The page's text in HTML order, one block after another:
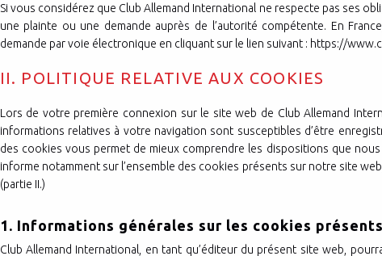
Si vous considérez que Club Allemand International ne respecte pas ses
une plainte ou une demande auprès de l’autorité compétente. En
demande par voie électronique en cliquant sur le lien suivant : https://
II. POLITIQUE RELATIVE AUX COOKIES
Lors de votre première connexion sur le site web de Club Allemand
informations relatives à votre navigation sont susceptibles d’être
des cookies vous permet de mieux comprendre les dispositions que
informe notamment sur l’ensemble des cookies présents sur notre site
(partie II.)
1. Informations générales sur les cookies
Club Allemand International, en tant qu’éditeur du présent site web,